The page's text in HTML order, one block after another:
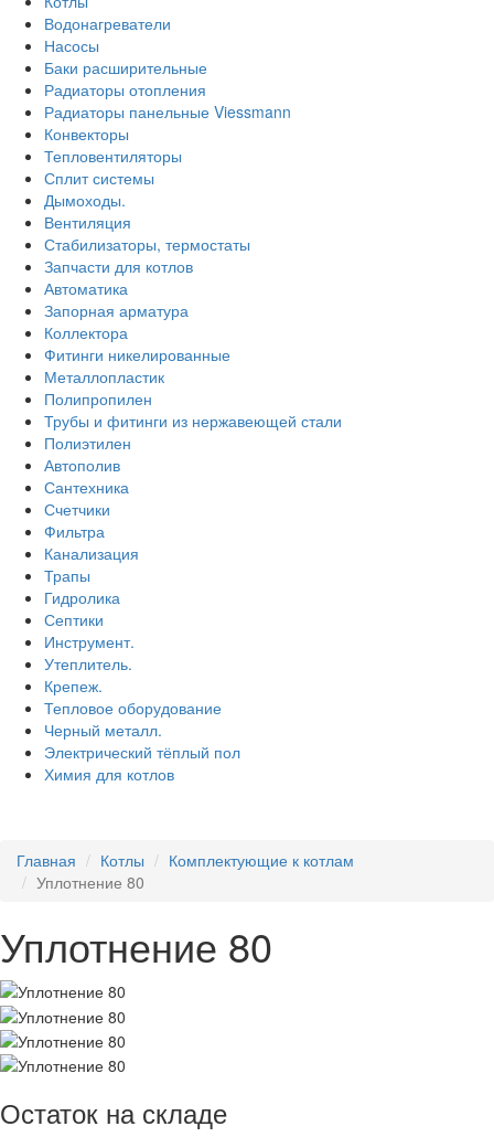
Водонагреватели
Насосы
Баки расширительные
Радиаторы отопления
Радиаторы панельные Viessmann
Конвекторы
Тепловентиляторы
Сплит системы
Дымоходы.
Вентиляция
Стабилизаторы, термостаты
Запчасти для котлов
Автоматика
Запорная арматура
Коллектора
Фитинги никелированные
Металлопластик
Полипропилен
Трубы и фитинги из нержавеющей стали
Полиэтилен
Автополив
Сантехника
Счетчики
Фильтра
Канализация
Трапы
Гидролика
Септики
Инструмент.
Утеплитель.
Крепеж.
Тепловое оборудование
Черный металл.
Электрический тёплый пол
Химия для котлов
Главная Котлы
Комплектующие к котлам
Уплотнение 80
Уплотнение 80
Остаток на складе